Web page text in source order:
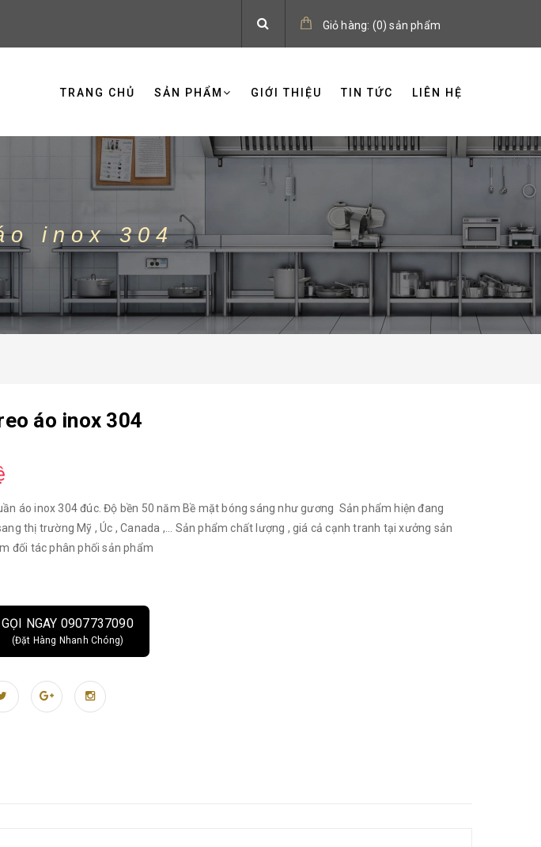
Giỏ hàng: (0)sản phẩm
TRANG CHỦ SẢN PHẨM GIỚI THIỆU TIN TỨC LIÊN HỆ
inox 304
áo inox 304
áo inox 304 đúc. Độ bền 50 năm Bề mặt bóng sáng như gương Sản phẩm hiện đang
thị trường Mỹ , Úc , Canada ,... Sản phẩm chất lượng , giá cả cạnh tranh tại xưởng sản
đối tác phân phối sản phẩm
GỌI NGAY 0907737090
(Đặt Hàng Nhanh Chóng)